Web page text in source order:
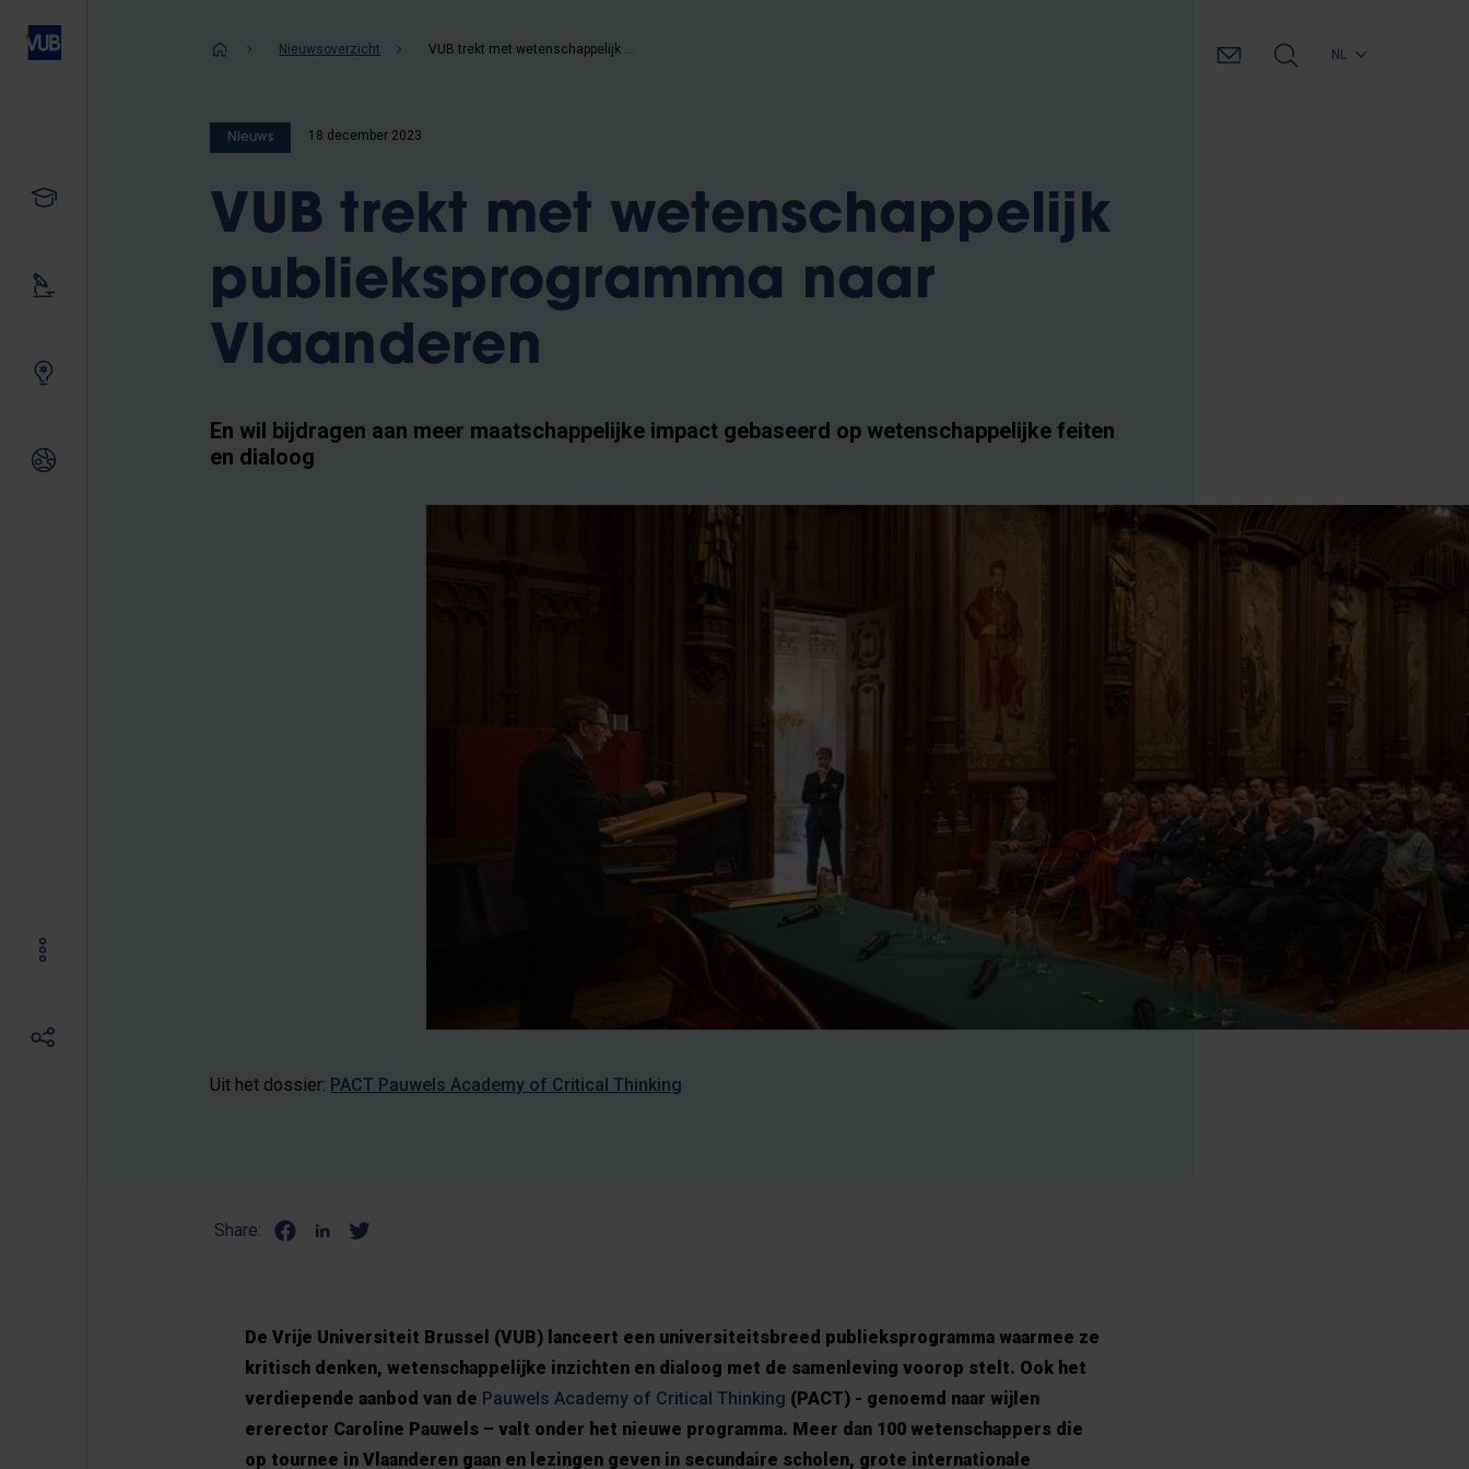
Ons onderzoek
Internationale relaties
Kruimelpad
Nieuwsoverzicht NL
Nieuws 18 december 2023
VUB trekt met wetenschappelijk
publieksprogramma naar
Vlaanderen
En wil bijdragen aan meer maatschappelijke impact gebaseerd op wetenschappelijke feiten
en dialoog
Uit het dossier: PACT Pauwels Academy of Critical Thinking
Share:
De Vrije Universiteit Brussel (VUB) lanceert een universiteitsbreed publieksprogramma waarmee ze
kritisch denken, wetenschappelijke inzichten en dialoog met de samenleving voorop stelt. Ook het
verdiepende aanbod van de Pauwels Academy of Critical Thinking (PACT) - genoemd naar wijlen
ererector Caroline Pauwels – valt onder het nieuwe programma. Meer dan 100 wetenschappers die
op tournee in Vlaanderen gaan en lezingen geven in secundaire scholen, grote internationale